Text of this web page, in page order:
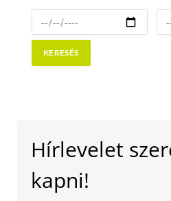
Hírlevelet
kapni!